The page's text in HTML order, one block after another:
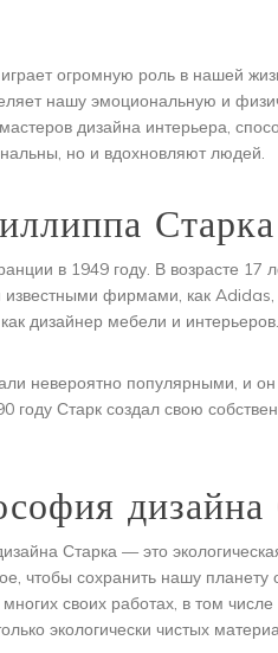
огромную роль в нашей
нашу эмоциональную и
дизайна интерьера,
но и вдохновляют людей.
Старка
в 1949 году. В возрасте
известными фирмами, как
дизайнер мебели и интерьеров.
невероятно популярными, и
году Старк создал свою
дизайна
Старка — это
чтобы сохранить нашу планету
многих своих работах, в том
экологически чистых